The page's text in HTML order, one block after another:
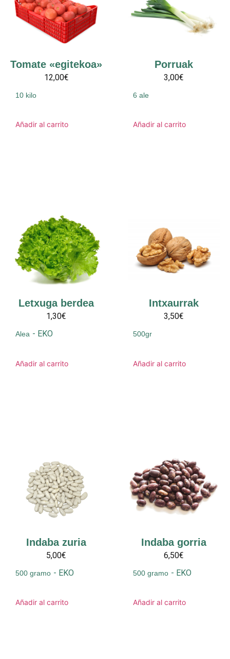
Tomate «egitekoa»
12,00€
10 kilo
Añadir al carrito
Porruak
3,00€
6 ale
Añadir al carrito
Letxuga berdea
1,30€
Alea - EKO
Añadir al carrito
Intxaurrak
3,50€
500gr
Añadir al carrito
Indaba zuria
5,00€
500 gramo - EKO
Añadir al carrito
Indaba gorria
6,50€
500 gramo - EKO
Añadir al carrito